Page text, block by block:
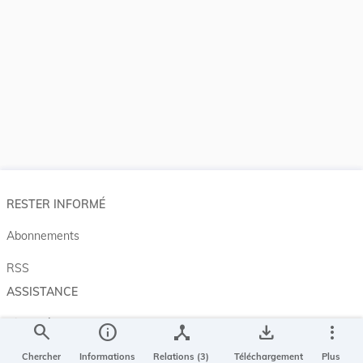
search
Chercher
info
Informations
device_hub
Relations (3)
save_alt
Téléchargement
more_vert
Plus
RESTER INFORMÉ
Abonnements
RSS
ASSISTANCE
Aide et à propos
Projet Casemates